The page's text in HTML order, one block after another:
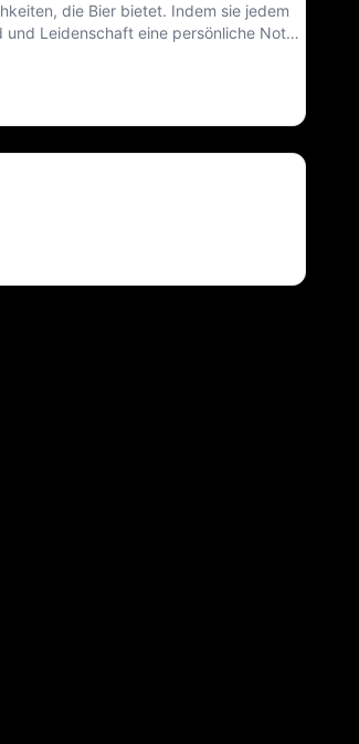
die Bier bietet. Indem sie jedem
und Leidenschaft eine persönliche Note